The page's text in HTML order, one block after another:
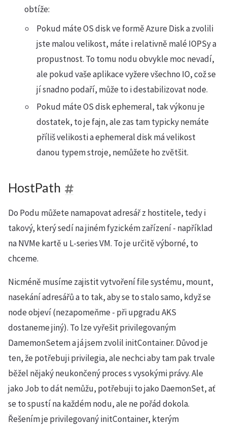
obtíže:
Pokud máte OS disk ve formě Azure Disk a zvolili
jste malou velikost, máte i relativně malé IOPSy a
propustnost. To tomu nodu obvykle moc nevadí,
ale pokud vaše aplikace vyžere všechno IO, což se
jí snadno podaří, může to i destabilizovat node.
Pokud máte OS disk ephemeral, tak výkonu je
dostatek, to je fajn, ale zas tam typicky nemáte
příliš velikosti a ephemeral disk má velikost
danou typem stroje, nemůžete ho zvětšit.
HostPath
Do Podu můžete namapovat adresář z hostitele, tedy i
takový, který sedí na jiném fyzickém zařízení - například
na NVMe kartě u L-series VM. To je určitě výborné, to
chceme.
Nicméně musíme zajistit vytvoření file systému, mount,
nasekání adresářů a to tak, aby se to stalo samo, když se
node objeví (nezapomeňme - při upgradu AKS
dostaneme jiný). To lze vyřešit privilegovaným
DamemonSetem a já jsem zvolil initContainer. Důvod je
ten, že potřebuji privilegia, ale nechci aby tam pak trvale
běžel nějaký neukončený proces s vysokými právy. Ale
jako Job to dát nemůžu, potřebuji to jako DaemonSet, ať
se to spustí na každém nodu, ale ne pořád dokola.
Řešením je privilegovaný initContainer, kterým